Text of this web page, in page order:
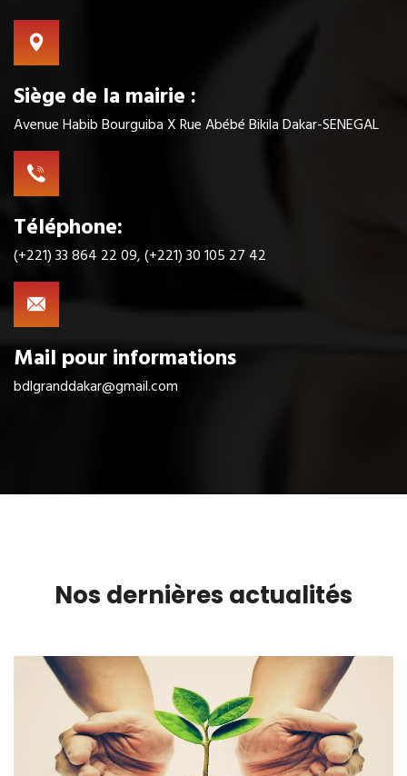
Siège de la mairie :
Avenue Habib Bourguiba X Rue Abébé Bikila Dakar-SENEGAL
Téléphone:
(+221) 33 864 22 09, (+221) 30 105 27 42
Mail pour informations
bdlgranddakar@gmail.com
Nos dernières actualités